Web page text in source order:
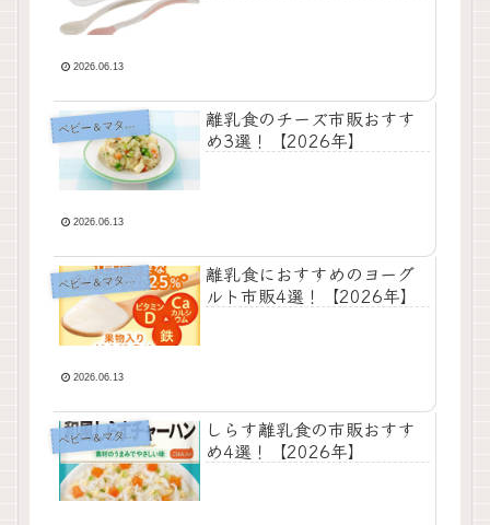
2026.06.13
ベ
ビー＆マタニティ
離乳食のチーズ市販おすす
め3選！【2026年】
2026.06.13
ベ
ビー＆マタニティ
離乳食におすすめのヨーグ
ルト市販4選！【2026年】
2026.06.13
ベ
ビー＆マタニティ
しらす離乳食の市販おすす
め4選！【2026年】